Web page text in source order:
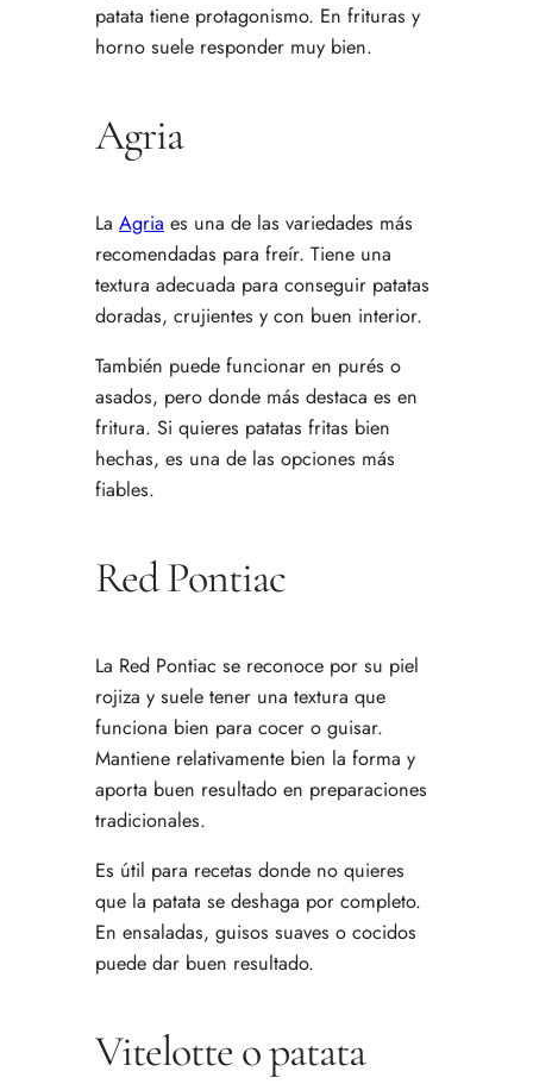
patata tiene protagonismo. En frituras y
horno suele responder muy bien.
Agria
La Agria es una de las variedades más
recomendadas para freír. Tiene una
textura adecuada para conseguir patatas
doradas, crujientes y con buen interior.
También puede funcionar en purés o
asados, pero donde más destaca es en
fritura. Si quieres patatas fritas bien
hechas, es una de las opciones más
fiables.
Red Pontiac
La Red Pontiac se reconoce por su piel
rojiza y suele tener una textura que
funciona bien para cocer o guisar.
Mantiene relativamente bien la forma y
aporta buen resultado en preparaciones
tradicionales.
Es útil para recetas donde no quieres
que la patata se deshaga por completo.
En ensaladas, guisos suaves o cocidos
puede dar buen resultado.
Vitelotte o patata